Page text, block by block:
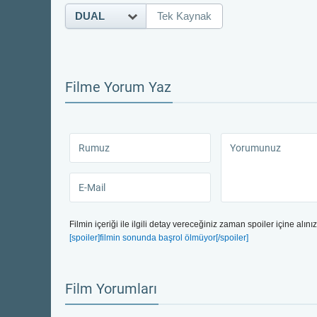
DUAL Tek Kaynak
Filme Yorum Yaz
Filmin içeriği ile ilgili detay vereceğiniz zaman spoiler içine alınız.
[spoiler]filmin sonunda başrol ölmüyor[/spoiler]
Film Yorumları